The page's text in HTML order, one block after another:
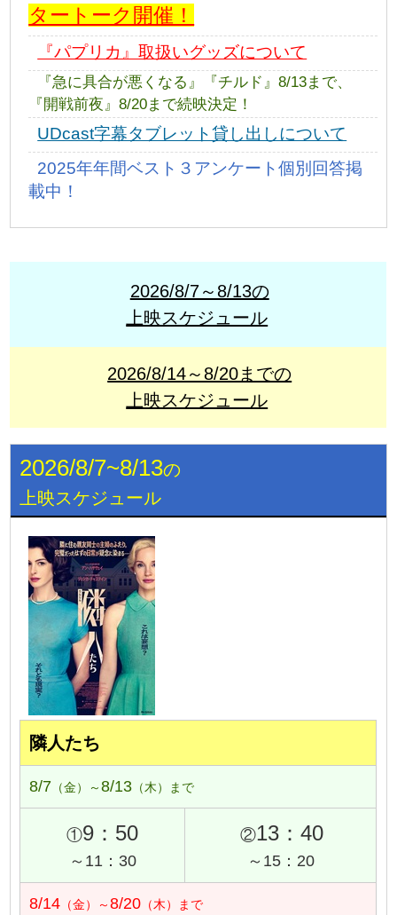
タートーク開催！
『パプリカ』取扱いグッズについて
『急に具合が悪くなる』『チルド』8/13まで、
『開戦前夜』8/20まで続映決定！
UDcast字幕タブレット貸し出しについて
2025年年間ベスト３アンケート個別回答掲
載中！
2026/8/7～8/13の
上映スケジュール
2026/8/14～8/20までの
上映スケジュール
2026/8/7~8/13の
上映スケジュール
隣人たち
8/7 （金）～8/13 （木）まで
①9：50
～11：30
②13：40
～15：20
8/14 （金）～8/20 （木）まで